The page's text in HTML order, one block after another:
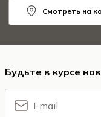
Смотреть на
Будьте в курсе